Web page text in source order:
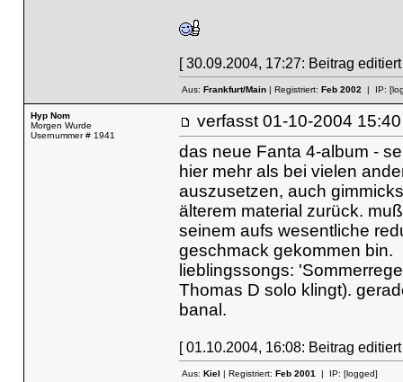
[ 30.09.2004, 17:27: Beitrag
Aus: Frankfurt/Main| Registriert: Feb 2002| IP:
Hyp Nom
Morgen Wurde
Usernummer # 1941
verfasst 01-10-2004
das neue Fanta 4-album -
hier mehr als bei vielen
auszusetzen, auch
älterem material zurück.
seinem aufs wesentliche
geschmack gekommen bin.
lieblingssongs:
Thomas D solo klingt).
banal.
[ 01.10.2004, 16:08: Beitrag
Aus: Kiel | Registriert: Feb 2001| IP: [logged]